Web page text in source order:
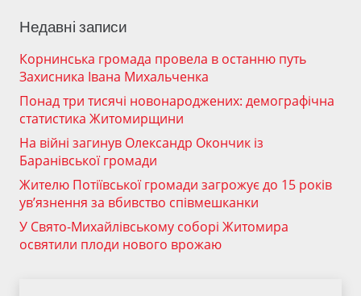
Недавні записи
Корнинська громада провела в останню путь
Захисника Івана Михальченка
Понад три тисячі новонароджених: демографічна
статистика Житомирщини
На війні загинув Олександр Окончик із
Баранівської громади
Жителю Потіївської громади загрожує до 15 років
ув’язнення за вбивство співмешканки
У Свято-Михайлівському соборі Житомира
освятили плоди нового врожаю